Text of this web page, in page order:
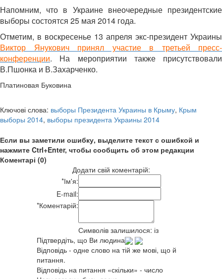
Напомним, что в Украине внеочередные президентские
выборы состоятся 25 мая 2014 года.
Отметим, в воскресенье 13 апреля экс-президент Украины
Виктор Янукович принял участие в третьей пресс-
конференции. На мероприятии также присутствовали
В.Пшонка и В.Захарченко.
Платиновая Буковина
Ключові слова: выборы Президента Украины в Крыму, Крым
выборы 2014, выборы президента Украины 2014
Если вы заметили ошибку, выделите текст с ошибкой и
нажмите Ctrl+Enter, чтобы сообщить об этом редакции
Коментарі (0)
Додати свій коментарій:
*Ім'я:
E-mail:
*Коментарій:
Символів залишилося: із
Підтвердіть, що Ви людина
Відповідь - одне слово на тій же мові, що й
питання.
Відповідь на питання «скільки» - число